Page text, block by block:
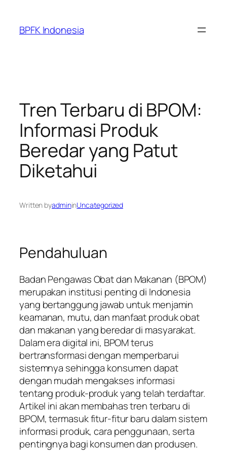
content
BPFK Indonesia
Tren Terbaru di BPOM:
Informasi Produk
Beredar yang Patut
Diketahui
Written byadmininUncategorized
Pendahuluan
Badan Pengawas Obat dan Makanan (BPOM)
merupakan institusi penting di Indonesia
yang bertanggung jawab untuk menjamin
keamanan, mutu, dan manfaat produk obat
dan makanan yang beredar di masyarakat.
Dalam era digital ini, BPOM terus
bertransformasi dengan memperbarui
sistemnya sehingga konsumen dapat
dengan mudah mengakses informasi
tentang produk-produk yang telah terdaftar.
Artikel ini akan membahas tren terbaru di
BPOM, termasuk fitur-fitur baru dalam sistem
informasi produk, cara penggunaan, serta
pentingnya bagi konsumen dan produsen.